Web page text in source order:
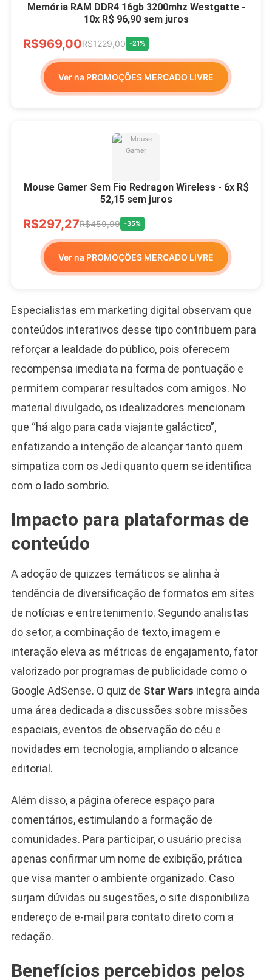
Memória RAM DDR4 16gb 3200mhz Westgatte -
10x R$ 96,90 sem juros
R$969,00R$1229,00 -21%
Ver na PROMOÇÕES MERCADO LIVRE
Mouse Gamer Sem Fio Redragon Wireless - 6x R$
52,15 sem juros
R$297,27R$459,99 -35%
Ver na PROMOÇÕES MERCADO LIVRE
Especialistas em marketing digital observam que
conteúdos interativos desse tipo contribuem para
reforçar a lealdade do público, pois oferecem
recompensa imediata na forma de pontuação e
permitem comparar resultados com amigos. No
material divulgado, os idealizadores mencionam
que “há algo para cada viajante galáctico”,
enfatizando a intenção de alcançar tanto quem
simpatiza com os Jedi quanto quem se identifica
com o lado sombrio.
Impacto para plataformas de
conteúdo
A adoção de quizzes temáticos se alinha à
tendência de diversificação de formatos em sites
de notícias e entretenimento. Segundo analistas
do setor, a combinação de texto, imagem e
interação eleva as métricas de engajamento, fator
valorizado por programas de publicidade como o
Google AdSense. O quiz de Star Wars integra ainda
uma área dedicada a discussões sobre missões
espaciais, eventos de observação do céu e
novidades em tecnologia, ampliando o alcance
editorial.
Além disso, a página oferece espaço para
comentários, estimulando a formação de
comunidades. Para participar, o usuário precisa
apenas confirmar um nome de exibição, prática
que visa manter o ambiente organizado. Caso
surjam dúvidas ou sugestões, o site disponibiliza
endereço de e-mail para contato direto com a
redação.
Benefícios percebidos pelos